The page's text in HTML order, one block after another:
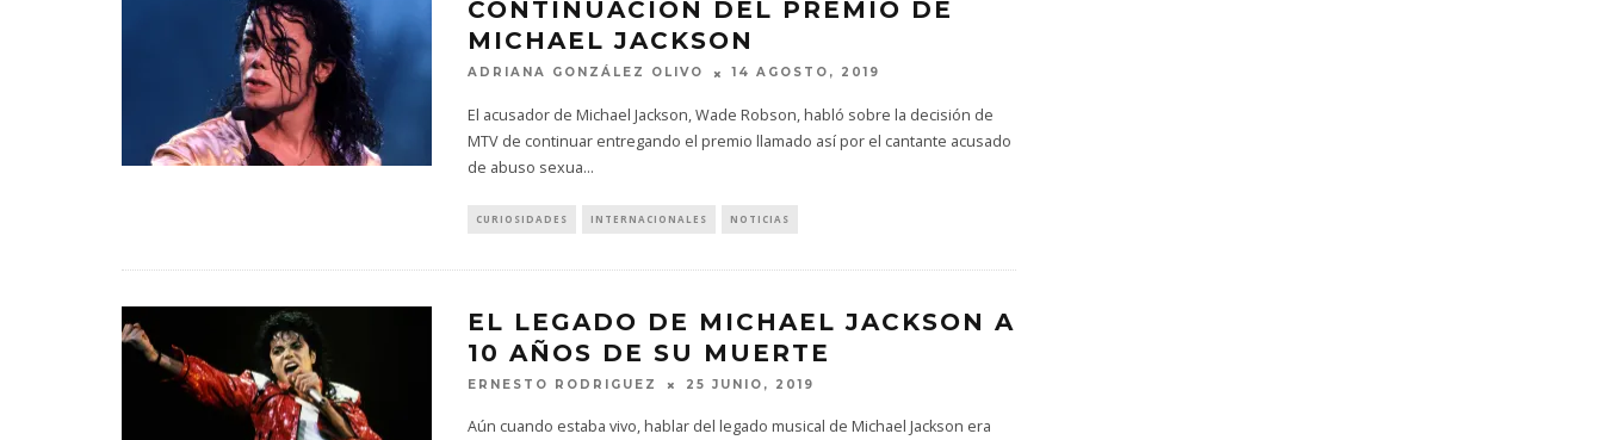
CONTINUACIÓN DEL PREMIO DE
MICHAEL JACKSON
ADRIANA GONZÁLEZ OLIVO 14 AGOSTO, 2019
El acusador de Michael Jackson, Wade Robson, habló sobre la decisión de
MTV de continuar entregando el premio llamado así por el cantante acusado
de abuso sexua...
CURIOSIDADES INTERNACIONALES NOTICIAS
EL LEGADO DE MICHAEL JACKSON A
10 AÑOS DE SU MUERTE
ERNESTO RODRIGUEZ 25 JUNIO, 2019
Aún cuando estaba vivo, hablar del legado musical de Michael Jackson era